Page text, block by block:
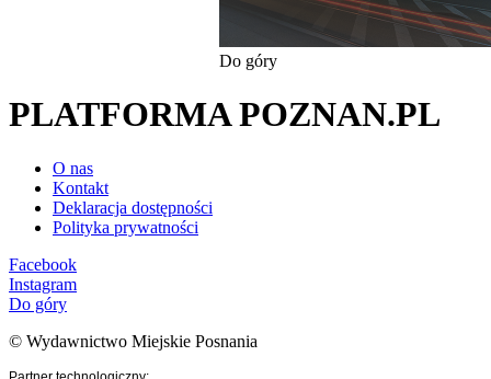
Do góry
PLATFORMA POZNAN.PL
O nas
Kontakt
Deklaracja dostępności
Polityka prywatności
Facebook
Instagram
Do góry
© Wydawnictwo Miejskie Posnania